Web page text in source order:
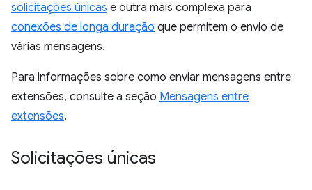
solicitações únicas e outra mais complexa para
conexões de longa duração que permitem o envio de
várias mensagens.
Para informações sobre como enviar mensagens entre
extensões, consulte a seção Mensagens entre
extensões.
Solicitações únicas